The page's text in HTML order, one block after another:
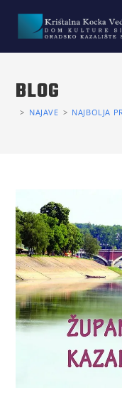
BLOG
> NAJAVE > NAJBOLJA